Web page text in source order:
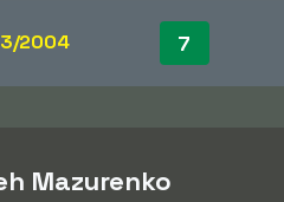
2004 7
Mazurenko